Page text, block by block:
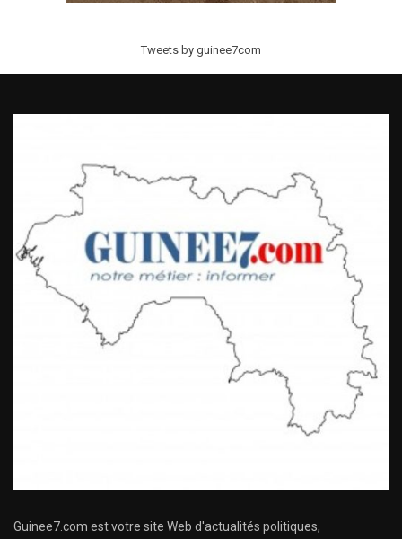
Tweets by guinee7com
Guinee7.com est votre site Web d'actualités politiques,